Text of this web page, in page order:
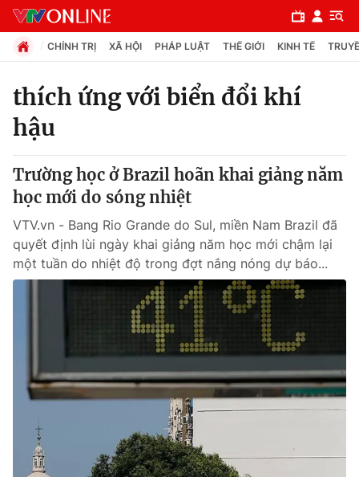
Chuyên mục
Chính trị
Xã hội
Pháp luật
Tin tức
Câu chuyện quốc tế
Kinh tế
Tài chính
Thị trường
Dữ liệu và đời sống
CHÍNH TRỊ XÃ HỘI PHÁP LUẬT THẾ GIỚI KINH TẾ
thích ứng với biển đổi khí
hậu
Trường học ở Brazil hoãn khai giảng năm
học mới do sóng nhiệt
VTV.vn - Bang Rio Grande do Sul, miền Nam Brazil đã
quyết định lùi ngày khai giảng năm học mới chậm lại
một tuần do nhiệt độ trong đợt nắng nóng dự báo...